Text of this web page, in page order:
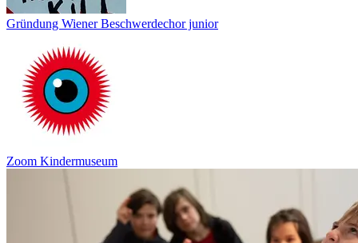
Gründung Wiener Beschwerdechor junior
Zoom Kindermuseum